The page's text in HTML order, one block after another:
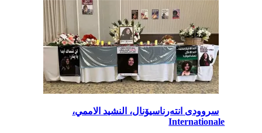
سروودی انتەرناسیۆنال، النشيد الاممي،
Internationale